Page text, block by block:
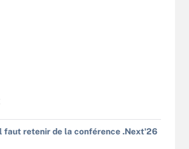
faut retenir de la conférence .Next'26